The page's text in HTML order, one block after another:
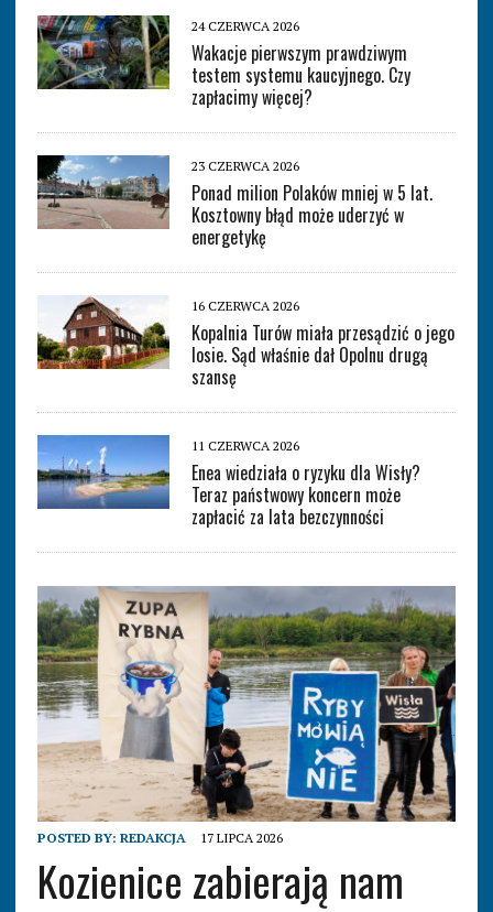
24 CZERWCA 2026
Wakacje pierwszym prawdziwym
testem systemu kaucyjnego. Czy
zapłacimy więcej?
23 CZERWCA 2026
Ponad milion Polaków mniej w 5 lat.
Kosztowny błąd może uderzyć w
energetykę
16 CZERWCA 2026
Kopalnia Turów miała przesądzić o jego
losie. Sąd właśnie dał Opolnu drugą
szansę
11 CZERWCA 2026
Enea wiedziała o ryzyku dla Wisły?
Teraz państwowy koncern może
zapłacić za lata bezczynności
POSTED BY: REDAKCJA 17 LIPCA 2026
Kozienice zabierają nam